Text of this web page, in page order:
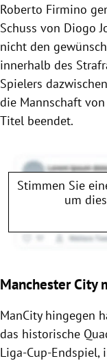
Roberto Firmino
Schuss von Diogo
nicht den
innerhalb des
Spielers
die Mannschaft
Titel beendet.
Stimmen Sie
um
Manchester City
ManCity hingegen
das historische
Liga-Cup-Endspiel,